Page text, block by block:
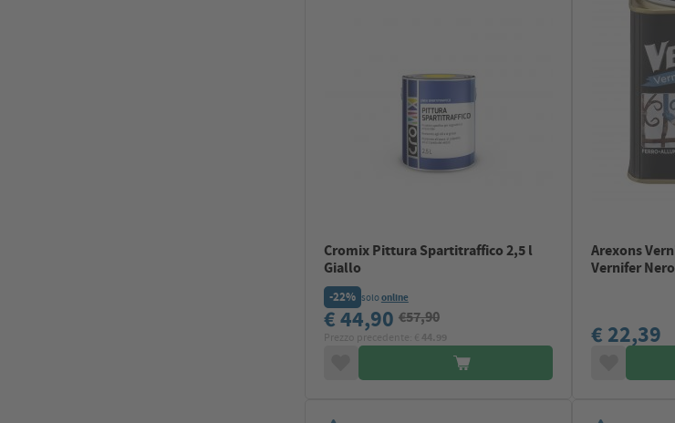
Cromix Pittura Spartitraffico 2,5 l
Giallo
-22% soloonline
€ 44,90 €57,90
Arexons
Vernifer
€ 22,39